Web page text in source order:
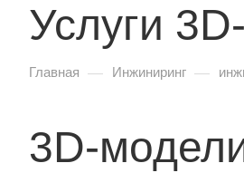
Услуги
Главная — Инжиниринг —